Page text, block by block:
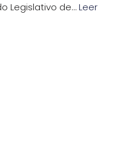
Legislativo de…Leer